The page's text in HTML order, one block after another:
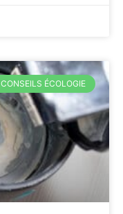
CONSEILS ÉCOLOGIE